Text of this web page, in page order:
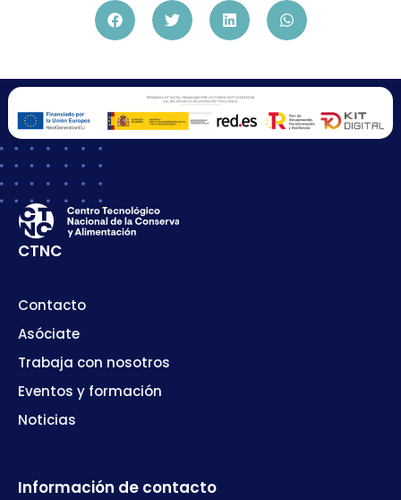
CTNC
Contacto
Asóciate
Trabaja con nosotros
Eventos y formación
Noticias
Información de contacto